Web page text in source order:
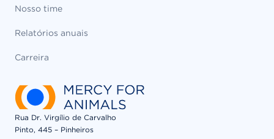
Nosso time
Relatórios anuais
Carreira
Rua Dr. Virgílio de Carvalho
Pinto, 445 – Pinheiros